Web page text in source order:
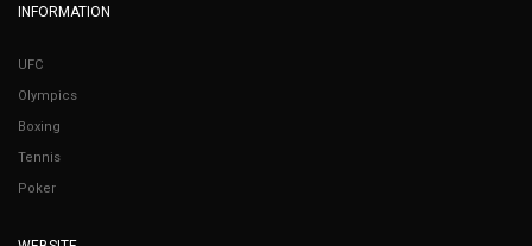
INFORMATION
UFC
Olympics
Boxing
Tennis
Poker